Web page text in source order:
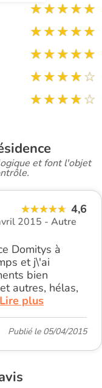
et font l'objet
4,6
2015 - Autre
Domitys à
et j\'ai
bien
autres, hélas,
plus
Publié le 05/04/2015